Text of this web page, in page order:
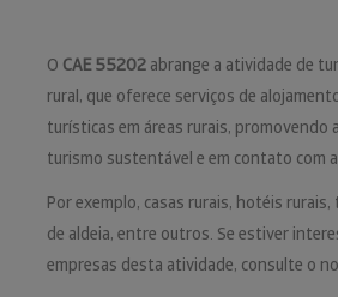
O CAE 55202 abrange a atividade de
rural, que oferece serviços de
turísticas em áreas rurais, promovendo
turismo sustentável e em contato com
Por exemplo, casas rurais, hotéis
de aldeia, entre outros. Se estiver
empresas desta atividade, consulte o